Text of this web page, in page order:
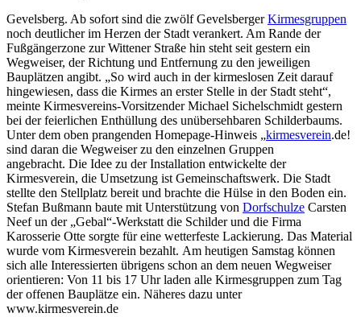
Gevelsberg. Ab sofort sind die zwölf GevelsbergerKirmesgruppen
noch deutlicher im Herzen der Stadt verankert. Am Rande der
Fußgängerzone zur Wittener Straße hin steht seit gestern ein
Wegweiser, der Richtung und Entfernung zu den jeweiligen
Bauplätzen angibt. „So wird auch in der kirmeslosen Zeit darauf
hingewiesen, dass die Kirmes an erster Stelle in der Stadt steht“,
meinte Kirmesvereins-Vorsitzender Michael Sichelschmidt gestern
bei der feierlichen Enthüllung des unübersehbaren Schilderbaums.
Unter dem oben prangenden Homepage-Hinweis „kirmesverein.de!
sind daran die Wegweiser zu den einzelnen Gruppen
angebracht. Die Idee zu der Installation entwickelte der
Kirmesverein, die Umsetzung ist Gemeinschaftswerk. Die Stadt
stellte den Stellplatz bereit und brachte die Hülse in den Boden ein.
Stefan Bußmann baute mit Unterstützung von Dorfschulze Carsten
Neef un der „Gebal“-Werkstatt die Schilder und die Firma
Karosserie Otte sorgte für eine wetterfeste Lackierung. Das Material
wurde vom Kirmesverein bezahlt. Am heutigen Samstag können
sich alle Interessierten übrigens schon an dem neuen Wegweiser
orientieren: Von 11 bis 17 Uhr laden alle Kirmesgruppen zum Tag
der offenen Bauplätze ein. Näheres dazu unter
www.kirmesverein.de